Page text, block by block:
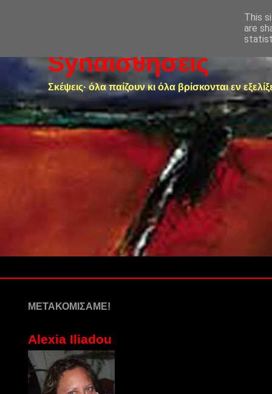
Synαισθήσεις
Σκέψεις· όλα παίζουν κι όλα βρίσκονται εν
ΜΕΤΑΚΟΜΙΣΑΜΕ!
Alexia Iliadou
This
are